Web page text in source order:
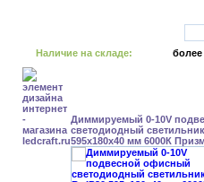
Наличие на складе: более
Диммируемый 0-10V
светодиодный
595x180x40 мм 6000К